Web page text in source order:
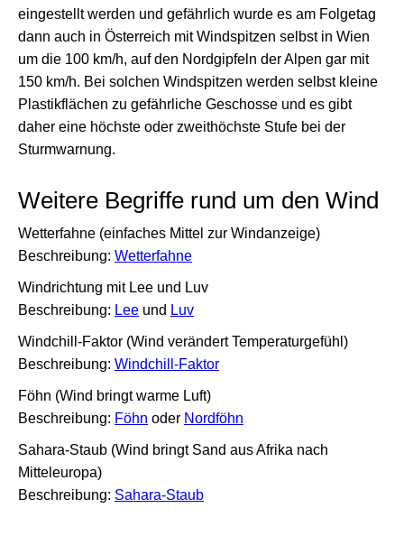
eingestellt werden und gefährlich wurde es am Folgetag
dann auch in Österreich mit Windspitzen selbst in Wien
um die 100 km/h, auf den Nordgipfeln der Alpen gar mit
150 km/h. Bei solchen Windspitzen werden selbst kleine
Plastikflächen zu gefährliche Geschosse und es gibt
daher eine höchste oder zweithöchste Stufe bei der
Sturmwarnung.
Weitere Begriffe rund um den Wind
Wetterfahne (einfaches Mittel zur Windanzeige)
Beschreibung: Wetterfahne
Windrichtung mit Lee und Luv
Beschreibung: Lee und Luv
Windchill-Faktor (Wind verändert Temperaturgefühl)
Beschreibung: Windchill-Faktor
Föhn (Wind bringt warme Luft)
Beschreibung: Föhn oder Nordföhn
Sahara-Staub (Wind bringt Sand aus Afrika nach
Mitteleuropa)
Beschreibung: Sahara-Staub